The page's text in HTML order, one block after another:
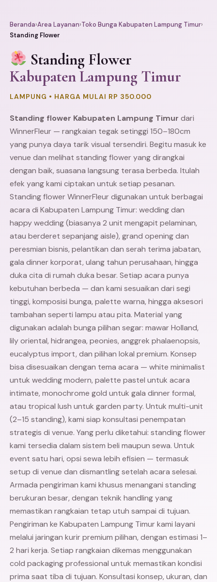
Beranda›Area Layanan›Toko Bunga Kabupaten Lampung Timur›
Standing Flower
Standing Flower
Kabupaten Lampung Timur
LAMPUNG • HARGA MULAI RP 350.000
Standing flower Kabupaten Lampung Timur dari
WinnerFleur — rangkaian tegak setinggi 150–180cm
yang punya daya tarik visual tersendiri. Begitu masuk ke
venue dan melihat standing flower yang dirangkai
dengan baik, suasana langsung terasa berbeda. Itulah
efek yang kami ciptakan untuk setiap pesanan.
Standing flower WinnerFleur digunakan untuk berbagai
acara di Kabupaten Lampung Timur: wedding dan
happy wedding (biasanya 2 unit mengapit pelaminan,
atau berderet sepanjang aisle), grand opening dan
peresmian bisnis, pelantikan dan serah terima jabatan,
gala dinner korporat, ulang tahun perusahaan, hingga
duka cita di rumah duka besar. Setiap acara punya
kebutuhan berbeda — dan kami sesuaikan dari segi
tinggi, komposisi bunga, palette warna, hingga aksesori
tambahan seperti lampu atau pita. Material yang
digunakan adalah bunga pilihan segar: mawar Holland,
lily oriental, hidrangea, peonies, anggrek phalaenopsis,
eucalyptus import, dan pilihan lokal premium. Konsep
bisa disesuaikan dengan tema acara — white minimalist
untuk wedding modern, palette pastel untuk acara
intimate, monochrome gold untuk gala dinner formal,
atau tropical lush untuk garden party. Untuk multi-unit
(2–15 standing), kami siap konsultasi penempatan
strategis di venue. Yang perlu diketahui: standing flower
kami tersedia dalam sistem beli maupun sewa. Untuk
event satu hari, opsi sewa lebih efisien — termasuk
setup di venue dan dismantling setelah acara selesai.
Armada pengiriman kami khusus menangani standing
berukuran besar, dengan teknik handling yang
memastikan rangkaian tetap utuh sampai di tujuan.
Pengiriman ke Kabupaten Lampung Timur kami layani
melalui jaringan kurir premium pilihan, dengan estimasi 1–
2 hari kerja. Setiap rangkaian dikemas menggunakan
cold packaging professional untuk memastikan kondisi
prima saat tiba di tujuan. Konsultasi konsep, ukuran, dan